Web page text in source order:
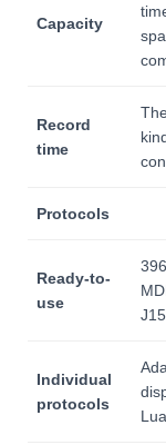
Capacity
Record
time
Protocols
Ready-to-
use
Individual
protocols
Lua